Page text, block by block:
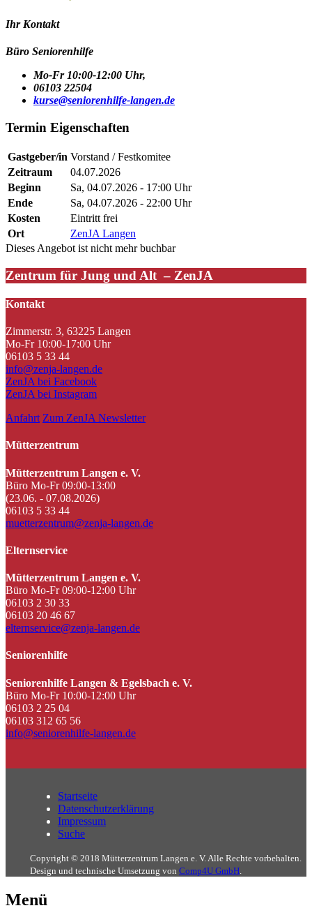
Ihr Kontakt
Büro Seniorenhilfe
Mo-Fr 10:00-12:00 Uhr,
06103 22504
kurse@seniorenhilfe-langen.de
Termin Eigenschaften
Gastgeber/in Vorstand / Festkomitee
Zeitraum
04.07.2026
Beginn
Sa, 04.07.2026 - 17:00 Uhr
Ende
Sa, 04.07.2026 - 22:00 Uhr
Kosten
Eintritt frei
Ort
ZenJA Langen
Dieses Angebot ist nicht mehr buchbar
Zentrum für Jung und Alt – ZenJA
Kontakt
Zimmerstr. 3, 63225 Langen
Mo-Fr 10:00-17:00 Uhr
06103 5 33 44
info@zenja-langen.de
ZenJA bei Facebook
ZenJA bei Instagram
Anfahrt Zum ZenJA Newsletter
Mütterzentrum
Mütterzentrum Langen e. V.
Büro Mo-Fr 09:00-13:00
(23.06. - 07.08.2026)
06103 5 33 44
muetterzentrum@zenja-langen.de
Elternservice
Mütterzentrum Langen e. V.
Büro Mo-Fr 09:00-12:00 Uhr
06103 2 30 33
06103 20 46 67
elternservice@zenja-langen.de
Seniorenhilfe
Seniorenhilfe Langen & Egelsbach e. V.
Büro Mo-Fr 10:00-12:00 Uhr
06103 2 25 04
06103 312 65 56
info@seniorenhilfe-langen.de
Startseite
Datenschutzerklärung
Impressum
Suche
Copyright © 2018 Mütterzentrum Langen e. V. Alle Rechte vorbehalten.
Design und technische Umsetzung von Comp4U GmbH
Menü